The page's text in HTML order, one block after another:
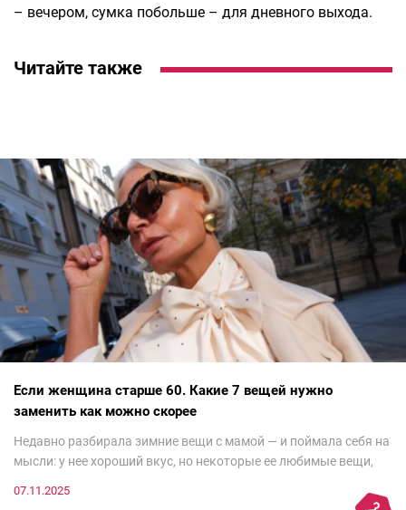
– вечером, сумка побольше – для дневного выхода.
Читайте также
Если женщина старше 60. Какие 7 вещей нужно
заменить как можно скорее
Недавно разбирала зимние вещи с мамой — и поймала себя на
мысли: у нее хороший вкус, но некоторые ее любимые вещи,
добавляют ей лет.И проблема не в том, что они вышли из
07.11.2025